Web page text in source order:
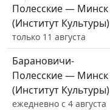
Полесские — Минск
(Институт Культуры)
только 11 августа
Барановичи-
Полесские — Минск
(Институт Культуры)
ежедневно с 4 августа